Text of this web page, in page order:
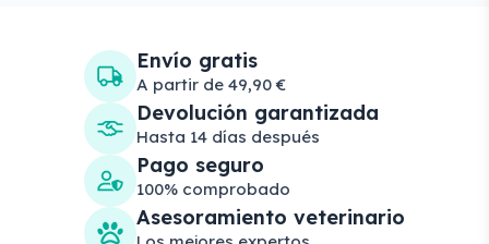
Envío gratis
A partir de 49,90 €
Devolución garantizada
Hasta 14 días después
Pago seguro
100% comprobado
Asesoramiento veterinario